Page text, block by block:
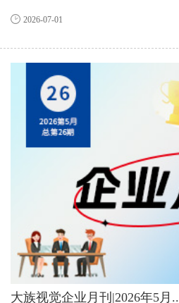
2026-07-01
大族视觉企业月刊|2026年5月..